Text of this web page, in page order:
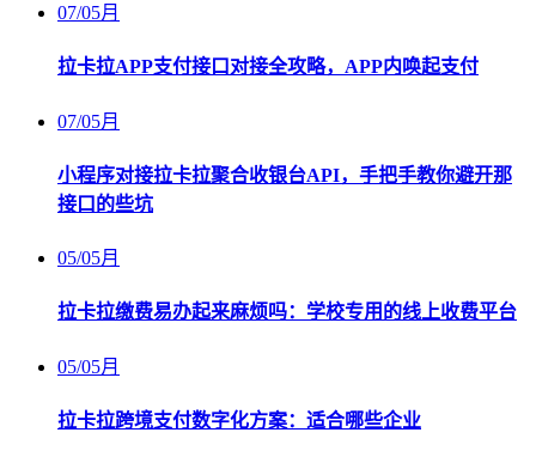
07/05月
拉卡拉APP支付接口对接全攻略，APP内唤起支付
07/05月
小程序对接拉卡拉聚合收银台API，手把手教你避开那
接口的些坑
05/05月
拉卡拉缴费易办起来麻烦吗：学校专用的线上收费平台
05/05月
拉卡拉跨境支付数字化方案：适合哪些企业